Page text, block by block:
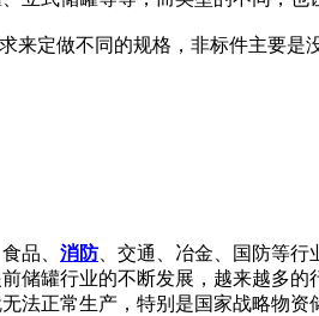
来定做不同的规格，非标件主要
品、 消防、交通、冶金、国防等行
罐行业的不断发展，越来越多
正常生产，特别是国家战略物